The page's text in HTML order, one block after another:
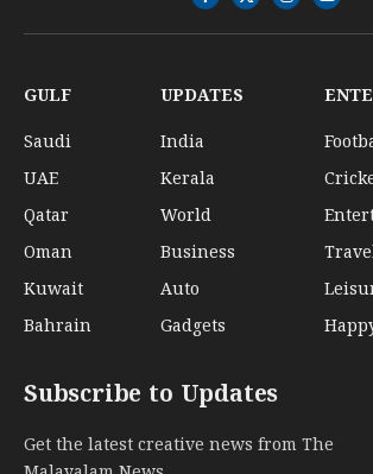
Facebook
X
(Twitter)
Instagram
GULF
Saudi
UAE
Qatar
Oman
Kuwait
Bahrain
UPDATES
India
Kerala
World
Business
Auto
Gadgets
Subscribe to Updates
Get the latest creative news from The